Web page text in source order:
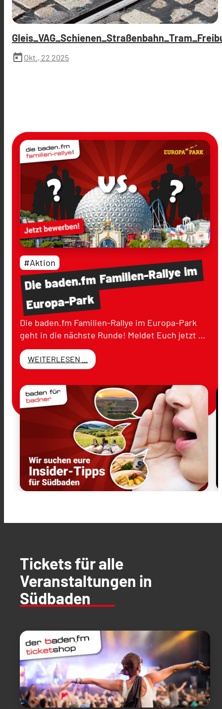
today Okt., 22 2025
Diebaden.fmFamilien-Rallyeim
Europa-Park
#Aktion
Die baden.fm Familien-Rallye im Europa-Park
geht in die nächste Runde! Meldet Euch jetzt …
WEITERLESEN ...
Tickets für alle
Veranstaltungen in
Südbaden